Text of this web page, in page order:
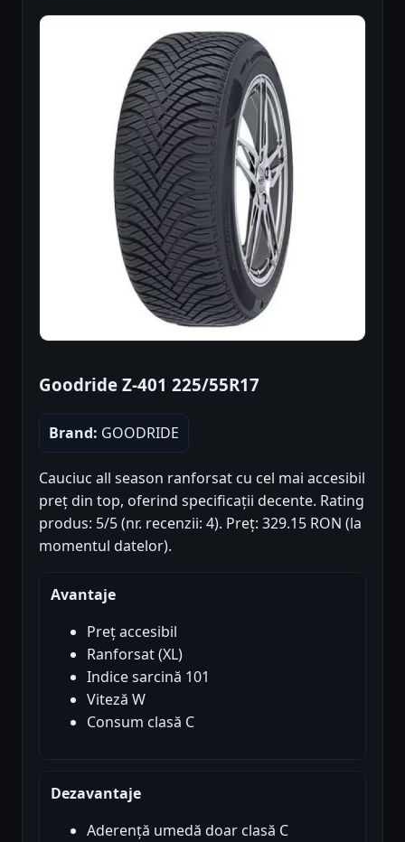
Goodride Z-401 225/55R17
Brand: GOODRIDE
Cauciuc all season ranforsat cu cel mai accesibil
preț din top, oferind specificații decente. Rating
produs: 5/5 (nr. recenzii: 4). Preț: 329.15 RON (la
momentul datelor).
Avantaje
Preț accesibil
Ranforsat (XL)
Indice sarcină 101
Viteză W
Consum clasă C
Dezavantaje
Aderență umedă doar clasă C